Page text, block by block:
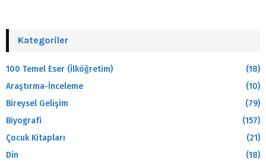
Kategoriler
100 Temel Eser (İlköğretim)
(18)
Araştırma-İnceleme
(10)
Bireysel Gelişim
(79)
Biyografi
(157)
Çocuk Kitapları
(21)
Din
(18)